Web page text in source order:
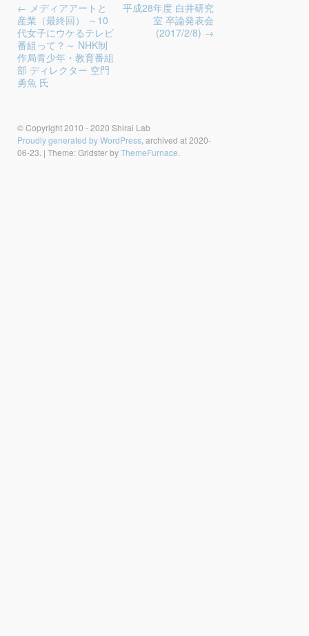
← メディアアートと
産業（最終回） ～10
代女子にウケるテレビ
番組って？～ NHK制
作局青少年・教育番組
部 ディレクター 空門
勇魚 氏
平成28年度 白井研究
室 卒論発表会
(2017/2/8) →
© Copyright 2010 - 2020 Shirai Lab
Proudly generated by WordPress , archived at 2020-
06-23. | Theme: Gridster byThemeFurnace